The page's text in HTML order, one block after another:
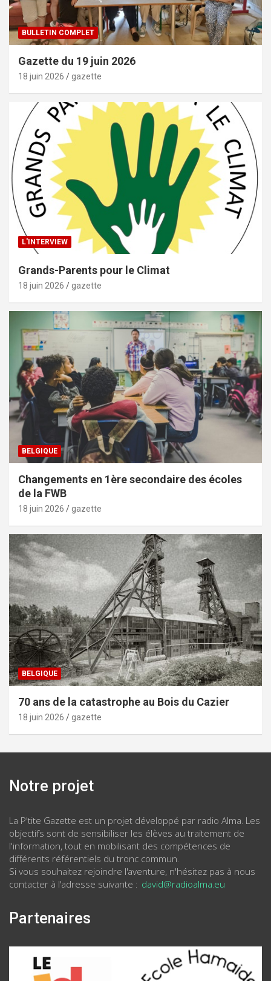
BULLETIN COMPLET
Gazette du 19 juin 2026
18 juin 2026 gazette
L'INTERVIEW
Grands-Parents pour le Climat
18 juin 2026 gazette
BELGIQUE
Changements en 1ère secondaire des écoles
de la FWB
18 juin 2026 gazette
BELGIQUE
70 ans de la catastrophe au Bois du Cazier
18 juin 2026 gazette
Notre projet
La P'tite Gazette est un projet développé par radio Alma. Les
objectifs sont de sensibiliser les élèves au traitement de
l'information, tout en mobilisant des compétences de
différents référentiels du tronc commun.
Si vous souhaitez rejoindre l'aventure, n'hésitez pas à nous
contacter à l'adresse suivante : david@radioalma.eu
Partenaires